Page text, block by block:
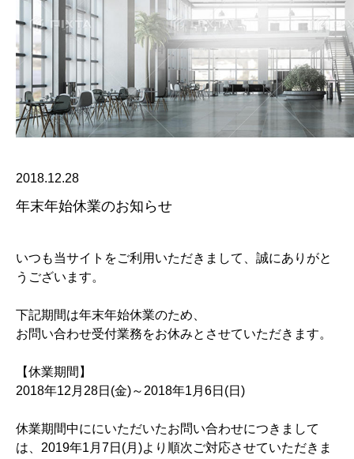
2018.12.28
年末年始休業のお知らせ
いつも当サイトをご利用いただきまして、誠にありがと
うございます。
下記期間は年末年始休業のため、
お問い合わせ受付業務をお休みとさせていただきます。
【休業期間】
2018年12月28日(金)～2018年1月6日(日)
休業期間中ににいただいたお問い合わせにつきまして
は、2019年1月7日(月)より順次ご対応させていただきま